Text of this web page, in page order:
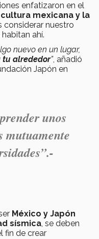
enfatizaron en el
cultura mexicana y la
considerar nuestro
ahí.
nuevo en un lugar,
tu alrededor”, añadió
Japón en
unos
mutuamente
México y Japón
sísmica, se deben
fin de crear